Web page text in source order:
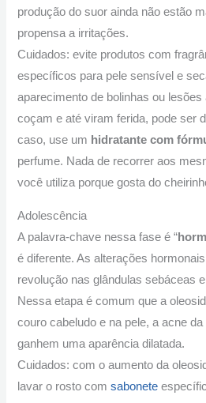
produção do suor ainda não estão
propensa a irritações.
Cuidados: evite produtos com
específicos para pele sensível e
aparecimento de bolinhas ou
coçam e até viram ferida, pode ser
caso, use um hidratante com
perfume. Nada de recorrer aos
você utiliza porque gosta do
Adolescência
A palavra-chave nessa fase é “
é diferente. As alterações
revolução nas glândulas sebáceas
Nessa etapa é comum que a
couro cabeludo e na pele, a acne
ganhem uma aparência dilatada.
Cuidados: com o aumento da
lavar o rosto comsabonete